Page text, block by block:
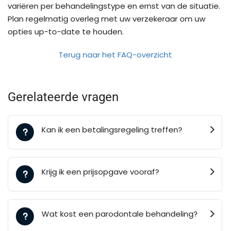
variëren per behandelingstype en ernst van de situatie.
Plan regelmatig overleg met uw verzekeraar om uw
opties up-to-date te houden.
Terug naar het FAQ-overzicht
Gerelateerde vragen
Kan ik een betalingsregeling treffen?
Krijg ik een prijsopgave vooraf?
Wat kost een parodontale behandeling?